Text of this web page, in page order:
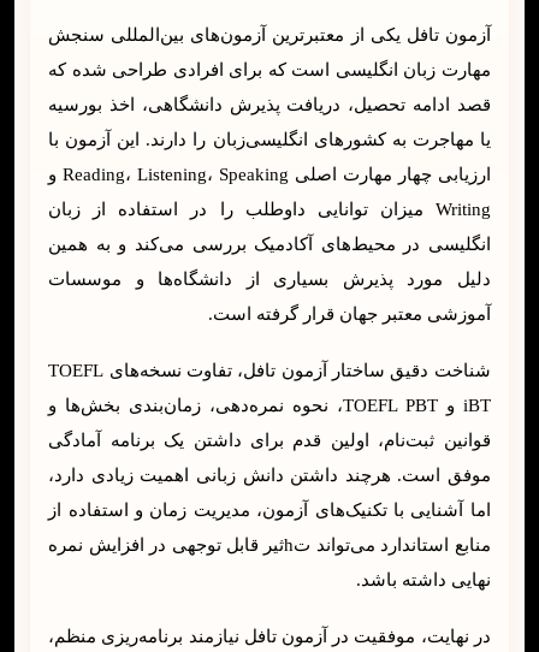
آزمون تافل یکی از معتبرترین آزمون‌های بین‌المللی سنجش
مهارت زبان انگلیسی است که برای افرادی طراحی شده که
قصد ادامه تحصیل، دریافت پذیرش دانشگاهی، اخذ بورسیه
یا مهاجرت به کشورهای انگلیسی‌زبان را دارند. این آزمون با
ارزیابی چهار مهارت اصلی Reading، Listening، Speaking و
Writing میزان توانایی داوطلب را در استفاده از زبان
انگلیسی در محیط‌های آکادمیک بررسی می‌کند و به همین
دلیل مورد پذیرش بسیاری از دانشگاه‌ها و موسسات
آموزشی معتبر جهان قرار گرفته است.
شناخت دقیق ساختار آزمون تافل، تفاوت نسخه‌های TOEFL
iBT و TOEFL PBT، نحوه نمره‌دهی، زمان‌بندی بخش‌ها و
قوانین ثبت‌نام، اولین قدم برای داشتن یک برنامه آمادگی
موفق است. هرچند داشتن دانش زبانی اهمیت زیادی دارد،
اما آشنایی با تکنیک‌های آزمون، مدیریت زمان و استفاده از
منابع استاندارد می‌تواند تhثیر قابل توجهی در افزایش نمره
نهایی داشته باشد.
در نهایت، موفقیت در آزمون تافل نیازمند برنامه‌ریزی منظم،